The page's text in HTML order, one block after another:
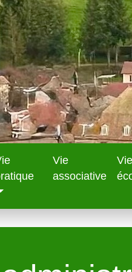
Vie
associative
Vie